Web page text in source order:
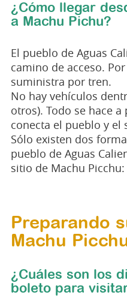
¿Cómo llegar
a Machu Pichu?
El pueblo de Aguas
camino de acceso.
suministra por tren.
No hay vehículos
otros). Todo se hace
conecta el pueblo y el
Sólo existen dos
pueblo de Aguas
sitio de Machu
Preparando
Machu
¿Cuáles son los
boleto para